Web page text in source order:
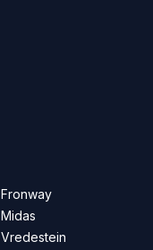
Fronway
Midas
Vredestein